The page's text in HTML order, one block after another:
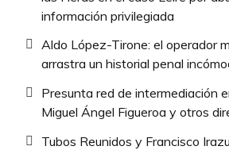
información privilegiada
Aldo López-Tirone: el operador
arrastra un historial penal
Presunta red de intermediación
Miguel Ángel Figueroa y otros
Tubos Reunidos y Francisco